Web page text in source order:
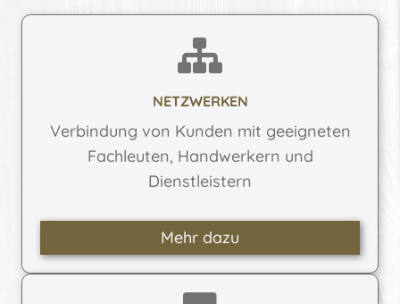
NETZWERKEN
Verbindung von Kunden mit geeigneten
Fachleuten, Handwerkern und
Dienstleistern
Mehr dazu